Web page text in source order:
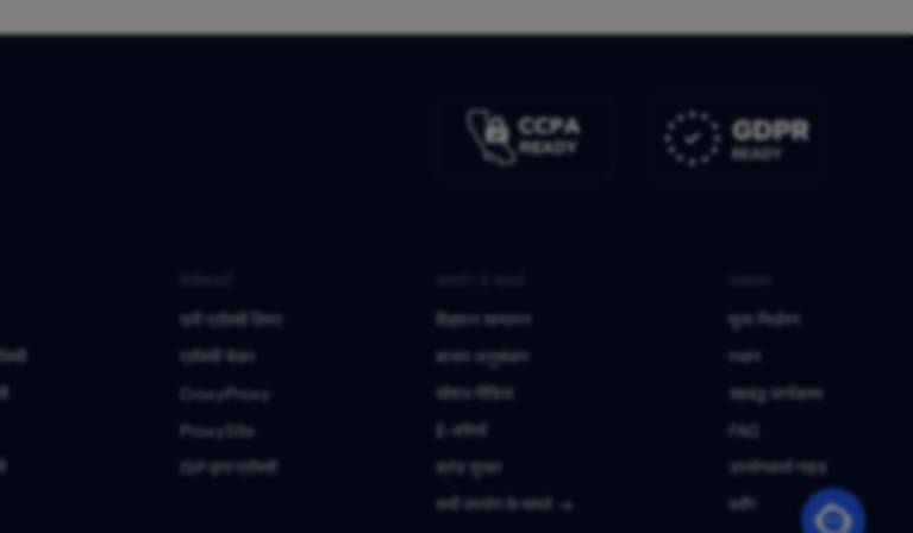
फ्री प्रॉक्सी लिस्ट
प्रॉक्सी चेकर
CroxyProxy
ProxySite
ISP द्वारा प्रॉक्सी
विज्ञापन सत्यापन
बाजार अनुसंधान
सोशल मीडिया
ई-कॉमर्स
ब्रांड सुरक्षा
सभी उपयोग के मामले
मूल्य निर्धारण
स्थान
सहबद्ध कार्यक्रम
FAQ
उपयोगकर्ता गाइड
ब्लॉग